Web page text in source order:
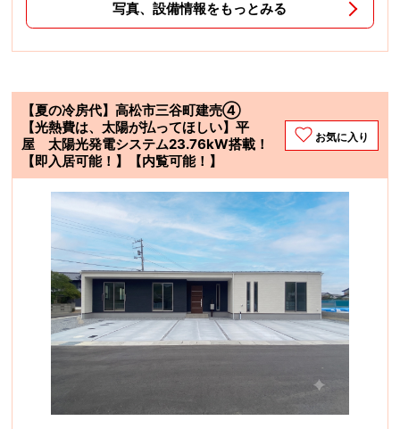
写真、設備情報をもっとみる
【夏の冷房代】高松市三谷町建売④
【光熱費は、太陽が払ってほしい】平
屋 太陽光発電システム23.76kW搭載！
【即入居可能！】【内覧可能！】
お気に入り